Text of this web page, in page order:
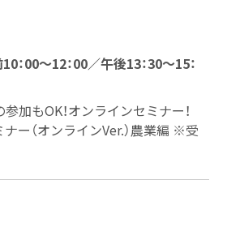
00～12：00／午後13：30～15：
加もOK！オンラインセミナー！
ー（オンラインVer.）農業編 ※受